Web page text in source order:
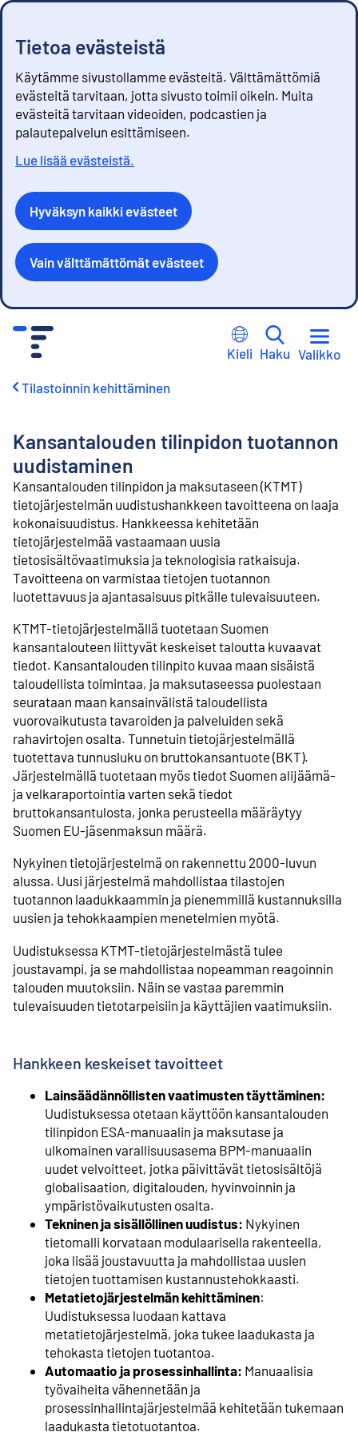
Tietoa evästeistä
Käytämme sivustollamme evästeitä. Välttämättömiä
evästeitä tarvitaan, jotta sivusto toimii oikein. Muita
evästeitä tarvitaan videoiden, podcastien ja
palautepalvelun esittämiseen.
Lue lisää evästeistä.
Hyväksyn kaikki evästeet
Vain välttämättömät evästeet
Kieli Haku Valikko
Tilastoinnin kehittäminen
Kansantalouden tilinpidon tuotannon
uudistaminen
Kansantalouden tilinpidon ja maksutaseen (KTMT)
tietojärjestelmän uudistushankkeen tavoitteena on laaja
kokonaisuudistus. Hankkeessa kehitetään
tietojärjestelmää vastaamaan uusia
tietosisältövaatimuksia ja teknologisia ratkaisuja.
Tavoitteena on varmistaa tietojen tuotannon
luotettavuus ja ajantasaisuus pitkälle tulevaisuuteen.
KTMT-tietojärjestelmällä tuotetaan Suomen
kansantalouteen liittyvät keskeiset taloutta kuvaavat
tiedot. Kansantalouden tilinpito kuvaa maan sisäistä
taloudellista toimintaa, ja maksutaseessa puolestaan
seurataan maan kansainvälistä taloudellista
vuorovaikutusta tavaroiden ja palveluiden sekä
rahavirtojen osalta. Tunnetuin tietojärjestelmällä
tuotettava tunnusluku on bruttokansantuote (BKT).
Järjestelmällä tuotetaan myös tiedot Suomen alijäämä-
ja velkaraportointia varten sekä tiedot
bruttokansantulosta, jonka perusteella määräytyy
Suomen EU-jäsenmaksun määrä.
Nykyinen tietojärjestelmä on rakennettu 2000-luvun
alussa. Uusi järjestelmä mahdollistaa tilastojen
tuotannon laadukkaammin ja pienemmillä kustannuksilla
uusien ja tehokkaampien menetelmien myötä.
Uudistuksessa KTMT-tietojärjestelmästä tulee
joustavampi, ja se mahdollistaa nopeamman reagoinnin
talouden muutoksiin. Näin se vastaa paremmin
tulevaisuuden tietotarpeisiin ja käyttäjien vaatimuksiin.
Hankkeen keskeiset tavoitteet
Lainsäädännöllisten vaatimusten täyttäminen:
Uudistuksessa otetaan käyttöön kansantalouden
tilinpidon ESA-manuaalin ja maksutase ja
ulkomainen varallisuusasema BPM-manuaalin
uudet velvoitteet, jotka päivittävät tietosisältöjä
globalisaation, digitalouden, hyvinvoinnin ja
ympäristövaikutusten osalta.
Tekninen ja sisällöllinen uudistus: Nykyinen
tietomalli korvataan modulaarisella rakenteella,
joka lisää joustavuutta ja mahdollistaa uusien
tietojen tuottamisen kustannustehokkaasti.
Metatietojärjestelmän kehittäminen:
Uudistuksessa luodaan kattava
metatietojärjestelmä, joka tukee laadukasta ja
tehokasta tietojen tuotantoa.
Automaatio ja prosessinhallinta: Manuaalisia
työvaiheita vähennetään ja
prosessinhallintajärjestelmää kehitetään tukemaan
laadukasta tietotuotantoa.